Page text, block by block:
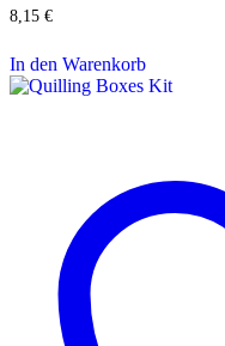
8,15 €
In den Warenkorb